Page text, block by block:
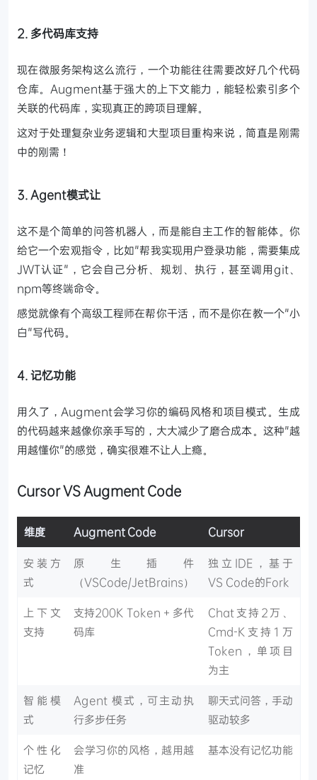
2. 多代码库支持
现在微服务架构这么流行，一个功能往往需要改好几个代码
仓库。Augment基于强大的上下文能力，能轻松索引多个
关联的代码库，实现真正的跨项目理解。
这对于处理复杂业务逻辑和大型项目重构来说，简直是刚需
中的刚需！
3. Agent模式让
这不是个简单的问答机器人，而是能自主工作的智能体。你
给它一个宏观指令，比如"帮我实现用户登录功能，需要集成
JWT认证"，它会自己分析、规划、执行，甚至调用git、
npm等终端命令。
感觉就像有个高级工程师在帮你干活，而不是你在教一个"小
白"写代码。
4. 记忆功能
用久了，Augment会学习你的编码风格和项目模式。生成
的代码越来越像你亲手写的，大大减少了磨合成本。这种"越
用越懂你"的感觉，确实很难不让人上瘾。
Cursor VS Augment Code
维度 Augment Code Cursor
安装方
式
原生插件
（VSCode/JetBrains）
独立IDE，基于
VS Code的Fork
上下文
支持
支持200K Token + 多代
码库
Chat支持2万、
Cmd-K支持1万
Token，单项目
为主
智能模
式
Agent 模式，可主动执
行多步任务
聊天式问答，手动
驱动较多
个性化
记忆
会学习你的风格，越用越
准
基本没有记忆功能